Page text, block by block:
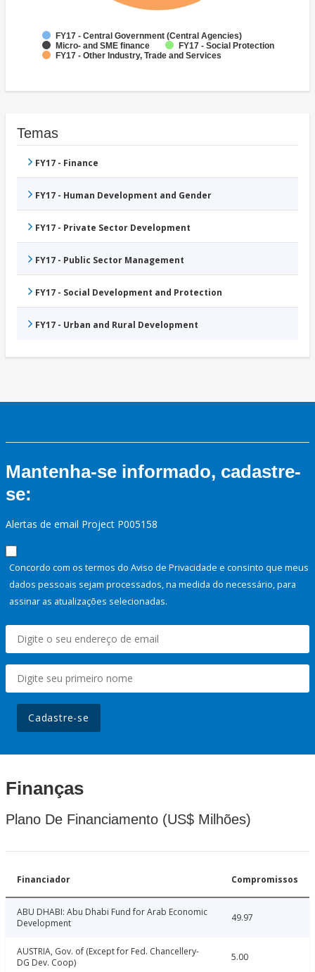
FY17 - Central Government (Central Agencies)
Micro- and SME finance
FY17 - Social Protection
FY17 - Other Industry, Trade and Services
Temas
FY17 - Finance
FY17 - Human Development and Gender
FY17 - Private Sector Development
FY17 - Public Sector Management
FY17 - Social Development and Protection
FY17 - Urban and Rural Development
Mantenha-se informado, cadastre-
se:
Alertas de email Project P005158
Concordo com os termos do Aviso de Privacidade e consinto que meus
dados pessoais sejam processados, na medida do necessário, para
assinar as atualizações selecionadas.
Cadastre-se
Finanças
Plano De Financiamento (US$ Milhões)
Financiador Compromissos
ABU DHABI: Abu Dhabi Fund for Arab Economic
Development
49.97
AUSTRIA, Gov. of (Except for Fed. Chancellery-
DG Dev. Coop)
5.00